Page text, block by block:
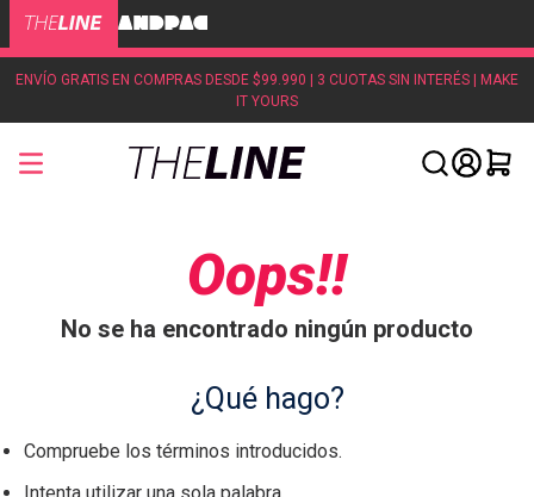
ENVÍO GRATIS EN COMPRAS DESDE $99.990 | 3 CUOTAS SIN INTERÉS | MAKE
IT YOURS
Oops!!
No se ha encontrado ningún producto
¿Qué hago?
Compruebe los términos introducidos.